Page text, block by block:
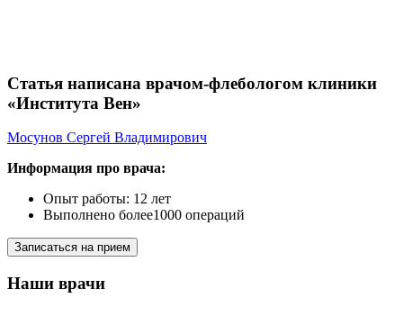
Статья написана врачом-флебологом клиники
«Института Вен»
Мосунов Сергей Владимирович
Информация про врача:
Опыт работы: 12 лет
Выполнено более1000 операций
Записаться на прием
Наши врачи